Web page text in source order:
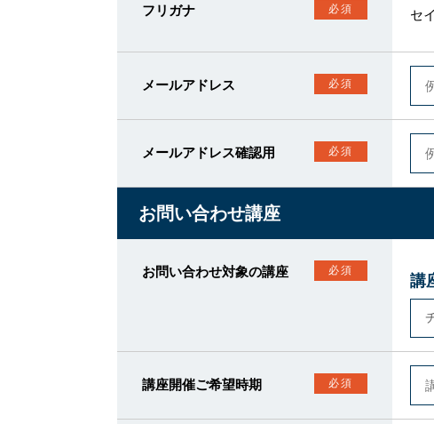
フリガナ 必須 セイ
メールアドレス 必須
メールアドレス確認用 必須
お問い合わせ講座
お問い合わせ対象の講座 必須
講
講座開催ご希望時期 必須